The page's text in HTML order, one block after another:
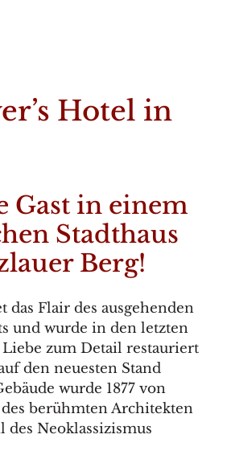
Hotel in
Gast in einem
Stadthaus
Berg!
das Flair des ausgehenden
und wurde in den letzten
zum Detail restauriert
den neuesten Stand
wurde 1877 von
berühmten Architekten
des Neoklassizismus